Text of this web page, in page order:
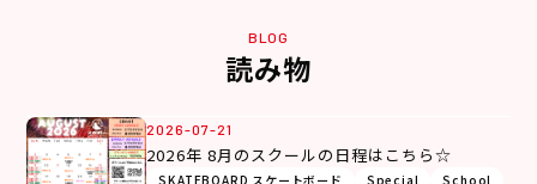
BLOG
読み物
2026-07-21
2026年 8月のスクールの日程はこちら☆
SKATEBOARD スケートボード Special
School